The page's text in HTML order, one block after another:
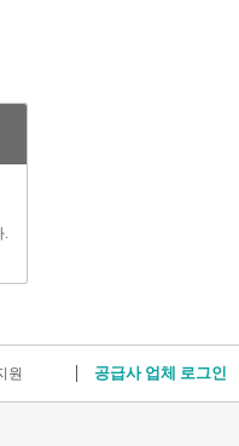
.
원 공급사 업체 로그인